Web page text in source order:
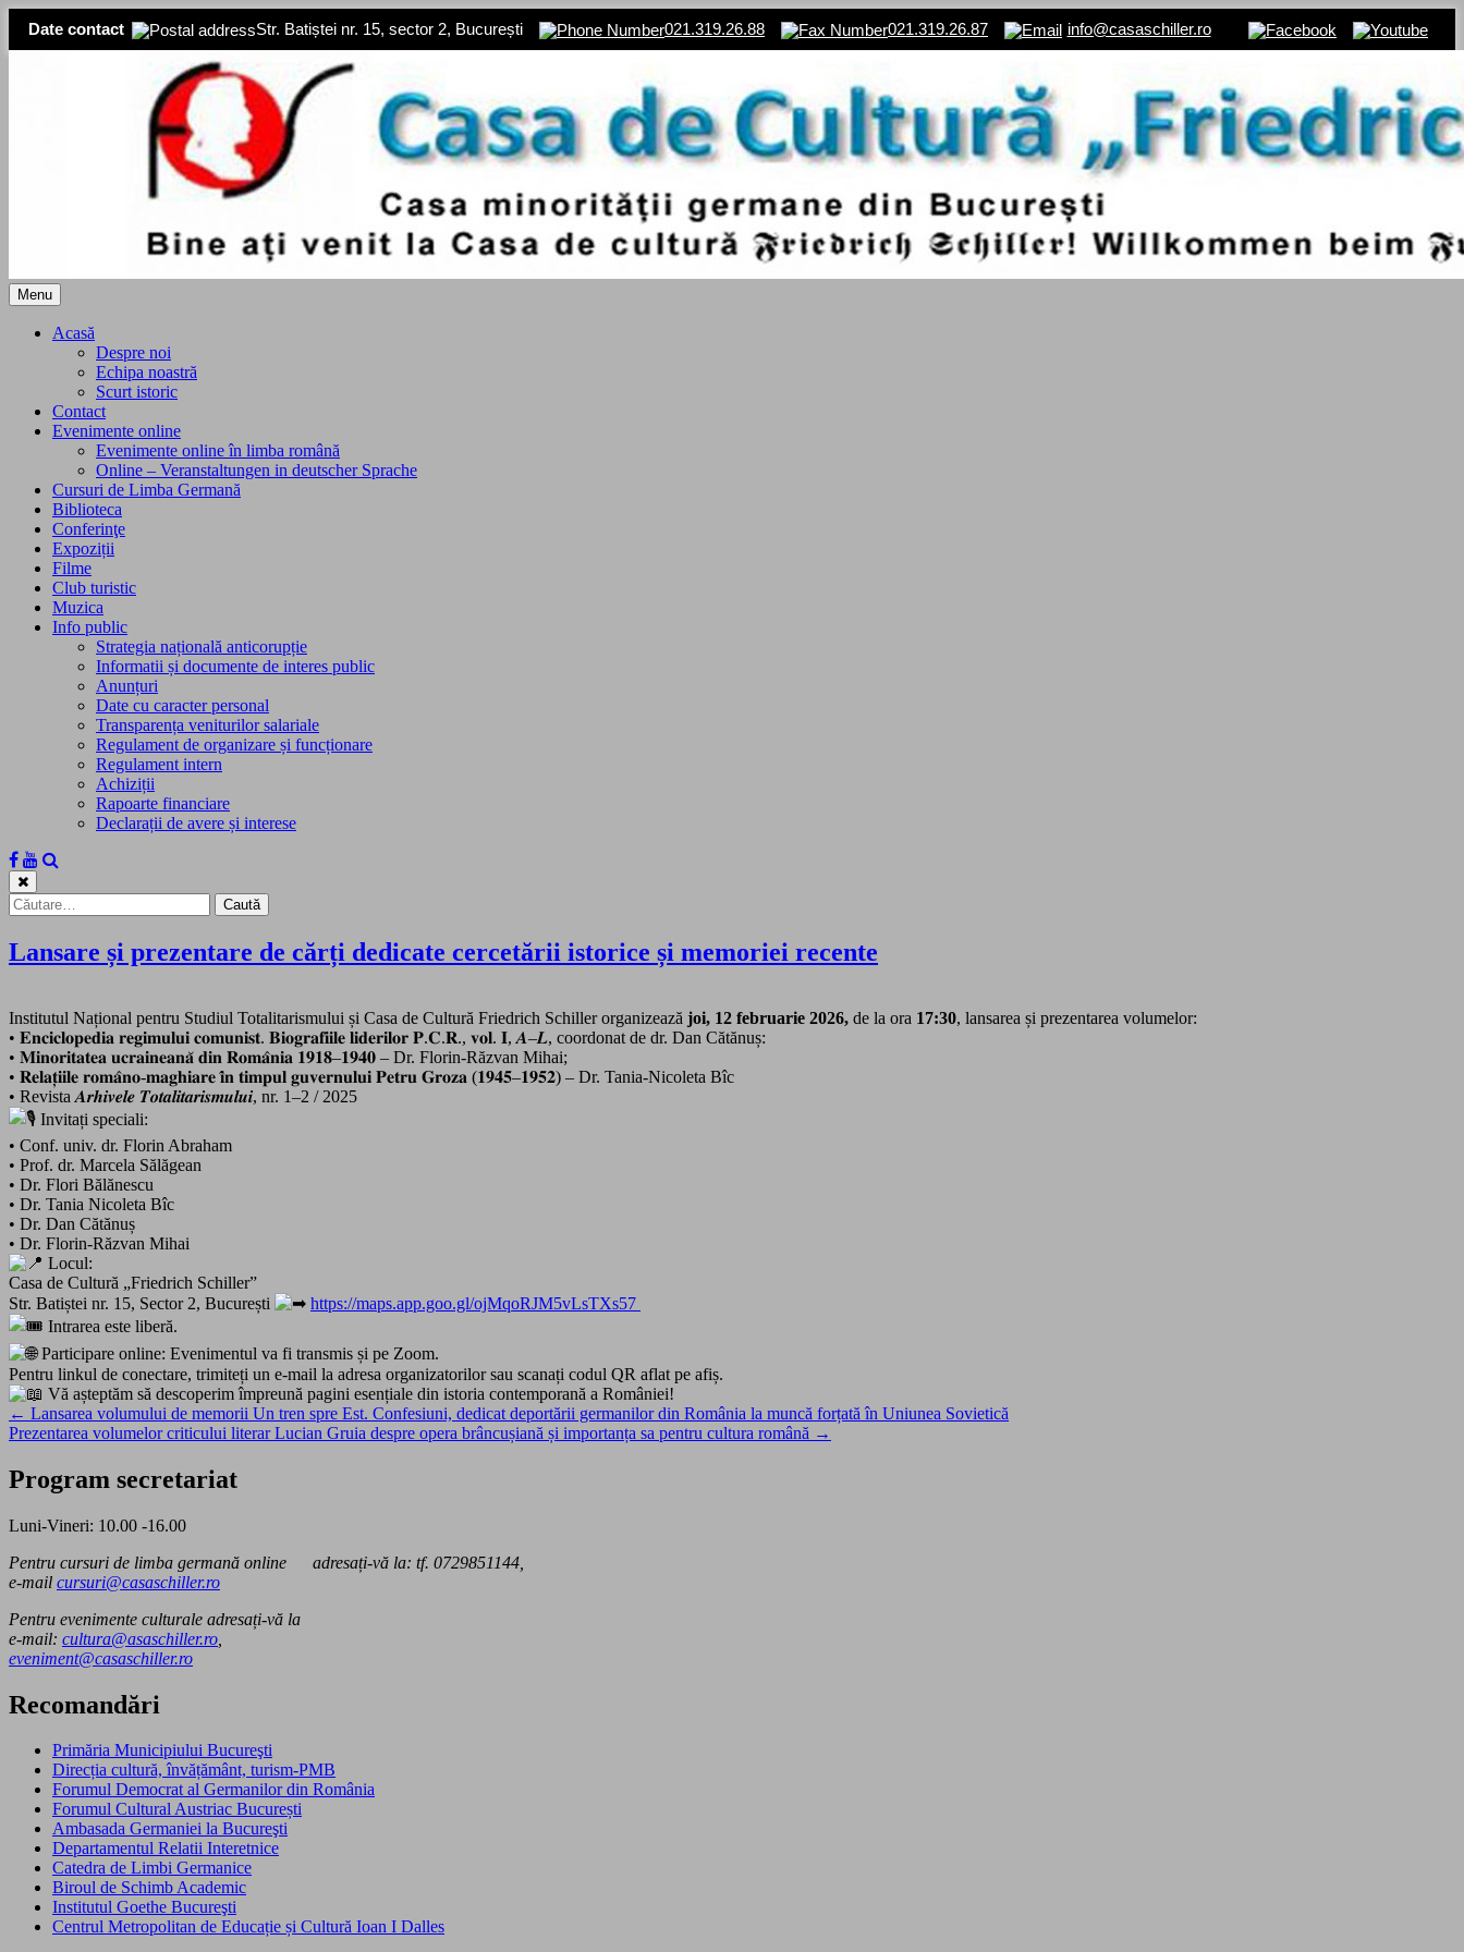
Date contact Str. Batiștei nr. 15, sector 2, București 021.319.26.88 021.319.26.87
info@casaschiller.ro
Menu
Acasă
Despre noi
Echipa noastră
Scurt istoric
Contact
Evenimente online
Evenimente online în limba română
Online – Veranstaltungen in deutscher Sprache
Cursuri de Limba Germană
Biblioteca
Conferinţe
Expoziții
Filme
Club turistic
Muzica
Info public
Strategia națională anticorupție
Informatii și documente de interes public
Anunțuri
Date cu caracter personal
Transparența veniturilor salariale
Regulament de organizare și funcționare
Regulament intern
Achiziții
Rapoarte financiare
Declarații de avere și interese
Caută
după:
Lansare și prezentare de cărți dedicate cercetării istorice și memoriei recente
Institutul Național pentru Studiul Totalitarismului și Casa de Cultură Friedrich Schillerorganizează joi, 12 februarie 2026, de la ora 17:30, lansarea și prezentarea volumelor:
• 𝐄𝐧𝐜𝐢𝐜𝐥𝐨𝐩𝐞𝐝𝐢𝐚 𝐫𝐞𝐠𝐢𝐦𝐮𝐥𝐮𝐢 𝐜𝐨𝐦𝐮𝐧𝐢𝐬𝐭. 𝐁𝐢𝐨𝐠𝐫𝐚𝐟𝐢𝐢𝐥𝐞 𝐥𝐢𝐝𝐞𝐫𝐢𝐥𝐨𝐫 𝐏.𝐂.𝐑., 𝐯𝐨𝐥. 𝐈, 𝑨–𝑳, coordonat de dr. Dan Cătănuș:
• 𝐌𝐢𝐧𝐨𝐫𝐢𝐭𝐚𝐭𝐞𝐚 𝐮𝐜𝐫𝐚𝐢𝐧𝐞𝐚𝐧𝐚̆ 𝐝𝐢𝐧 𝐑𝐨𝐦𝐚̂𝐧𝐢𝐚 𝟏𝟗𝟏𝟖–𝟏𝟗𝟒𝟎 – Dr. Florin‑Răzvan Mihai;
• 𝐑𝐞𝐥𝐚𝐭̦𝐢𝐢𝐥𝐞 𝐫𝐨𝐦𝐚̂𝐧𝐨‑𝐦𝐚𝐠𝐡𝐢𝐚𝐫𝐞 𝐢̂𝐧 𝐭𝐢𝐦𝐩𝐮𝐥 𝐠𝐮𝐯𝐞𝐫𝐧𝐮𝐥𝐮𝐢 𝐏𝐞𝐭𝐫𝐮 𝐆𝐫𝐨𝐳𝐚 (𝟏𝟗𝟒𝟓–𝟏𝟗𝟓𝟐) – Dr. Tania‑Nicoleta Bîc
• Revista 𝑨𝒓𝒉𝒊𝒗𝒆𝒍𝒆 𝑻𝒐𝒕𝒂𝒍𝒊𝒕𝒂𝒓𝒊𝒔𝒎𝒖𝒍𝒖𝒊, nr. 1–2 / 2025
Invitați speciali:
• Conf. univ. dr. Florin Abraham
• Prof. dr. Marcela Sălăgean
• Dr. Flori Bălănescu
• Dr. Tania Nicoleta Bîc
• Dr. Dan Cătănuș
• Dr. Florin‑Răzvan Mihai
Locul:
Casa de Cultură „Friedrich Schiller”
Str. Batiștei nr. 15, Sector 2, București
https://maps.app.goo.gl/ojMqoRJM5vLsTXs57
Intrarea este liberă.
Participare online: Evenimentul va fi transmis și pe Zoom.
Pentru linkul de conectare, trimiteți un e-mail la adresa organizatorilor sau scanați codul QR aflat pe afiș.
Vă așteptăm să descoperim împreună pagini esențiale din istoria contemporană a României!
Navigare
în
articole
← Lansarea volumului de memorii Un tren spre Est. Confesiuni, dedicat deportării germanilor din România la muncă forțată în Uniunea Sovietică
Prezentarea volumelor criticului literar Lucian Gruia despre opera brâncușiană și importanța sa pentru cultura română →
Program secretariat
Luni-Vineri: 10.00 -16.00
Pentru cursuri de limba germană online adresați-vă la: tf. 0729851144,
e-mail cursuri@casaschiller.ro
Pentru evenimente culturale adresați-vă la
e-mail: cultura@asaschiller.ro
eveniment@casaschiller.ro
Recomandări
Primăria Municipiului Bucureşti
Direcția cultură, învățământ, turism-PMB
Forumul Democrat al Germanilor din România
Forumul Cultural Austriac București
Ambasada Germaniei la Bucureşti
Departamentul Relatii Interetnice
Catedra de Limbi Germanice
Biroul de Schimb Academic
Institutul Goethe Bucureşti
Centrul Metropolitan de Educație și Cultură Ioan I Dalles